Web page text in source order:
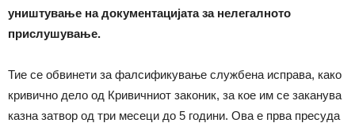
уништување на документацијата за нелегалното
прислушување.
Тие се обвинети за фалсификување службена исправа, како
кривично дело од Кривичниот законик, за кое им се заканува
казна затвор од три месеци до 5 години. Ова е прва пресуда